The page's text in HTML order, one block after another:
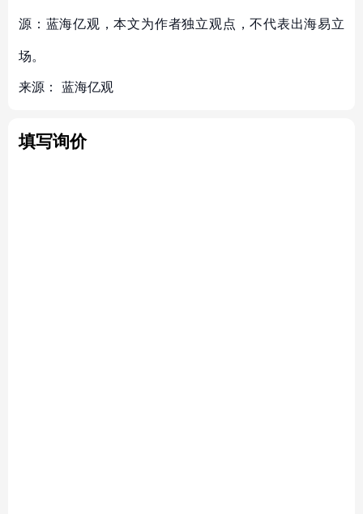
源：蓝海亿观，本文为作者独立观点，不代表出海易立
场。
来源： 蓝海亿观
填写询价